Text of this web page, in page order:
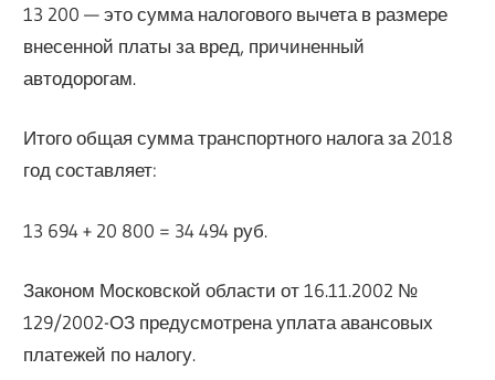
13 200 — это сумма налогового вычета в размере
внесенной платы за вред, причиненный
автодорогам.
Итого общая сумма транспортного налога за 2018
год составляет:
13 694 + 20 800 = 34 494 руб.
Законом Московской области от 16.11.2002 №
129/2002-ОЗ предусмотрена уплата авансовых
платежей по налогу.